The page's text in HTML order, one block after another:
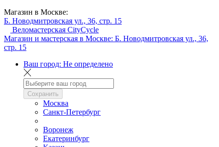
Магазин в Москве:
Б. Новодмитровская ул., 36, стр. 15
Веломастерская CityCycle
Магазин и мастерская в Москве: Б. Новодмитровская ул., 36,
стр. 15
Ваш город: Не определено
Сохранить
Москва
Санкт-Петербург
Воронеж
Екатеринбург